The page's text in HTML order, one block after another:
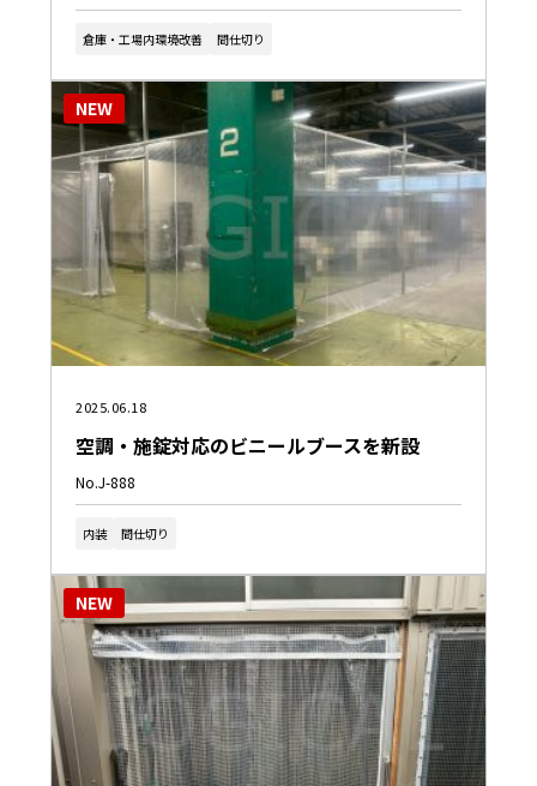
倉庫・工場内環境改善 間仕切り
NEW
2025.06.18
空調・施錠対応のビニールブースを新設
No.J-888
内装 間仕切り
NEW